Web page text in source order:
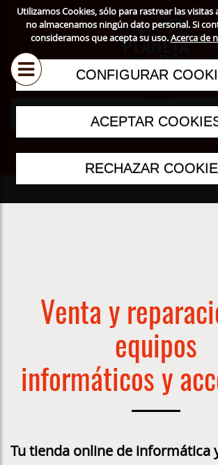
Utilizamos Cookies, sólo para rastrear las
no almacenamos ningún dato personal. Si
consideramos que acepta su uso.Acerca de
CONFIGURAR
ACEPTAR
RECHAZAR
Venta y
equipos
informáticos y
Tu tienda online de informática